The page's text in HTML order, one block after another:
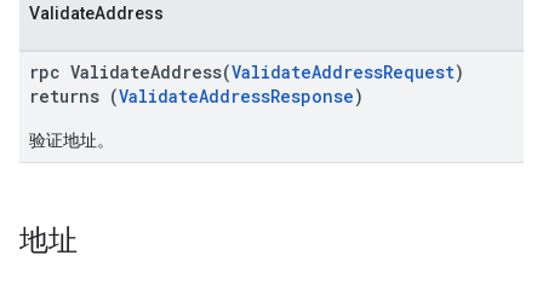
ValidateAddress
rpc ValidateAddress(ValidateAddressRequest)
returns (ValidateAddressResponse)
验证地址。
地址